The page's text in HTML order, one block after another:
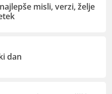
misli, verzi, želje
dan